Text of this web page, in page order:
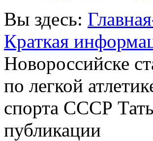
Вы здесь:
Краткая
Новороссийске
по легкой
спорта СССР
публикации